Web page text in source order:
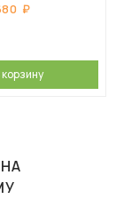
корзину